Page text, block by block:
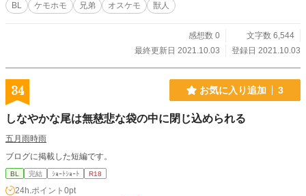
BL ケモホモ 兄弟 オスケモ 獣人
感想数 0
文字数 6,544
最終更新日 2021.10.03
登録日 2021.10.03
34 お気に入り追加 3
しなやかな尾は無慈悲な袋の中に閉じ込められる
五月雨時雨
ブログに掲載した短編です。
BL 完結 ｼｮｰﾄｼｮｰﾄ R18
24h.ポイント 0pt